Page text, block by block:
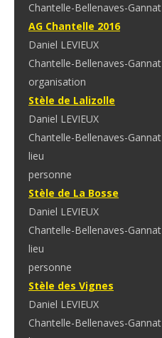
Chantelle-Bellenaves-Gannat
AG Chantelle 2016
Daniel LEVIEUX
Chantelle-Bellenaves-Gannat
organisation
Stèle de Lalizolle
Daniel LEVIEUX
Chantelle-Bellenaves-Gannat
lieu
personne
Stèle de La Bosse
Daniel LEVIEUX
Chantelle-Bellenaves-Gannat
lieu
personne
Stèle des Vignes
Daniel LEVIEUX
Chantelle-Bellenaves-Gannat